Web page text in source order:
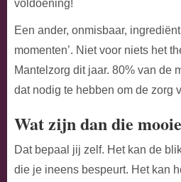
voldoening!
Een ander, onmisbaar,
momenten’. Niet voor niets het
Mantelzorg dit jaar. 80% van de
dat nodig te hebben om de zorg
Wat zijn dan die
Dat bepaal jij zelf. Het kan de
die je ineens bespeurt. Het kan